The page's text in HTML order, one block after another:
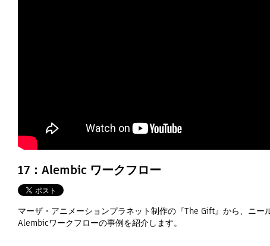
17：Alembic ワークフロー
マーザ・アニメーションプラネット制作の『The Gift』から、ニ
Alembicワークフローの事例を紹介します。